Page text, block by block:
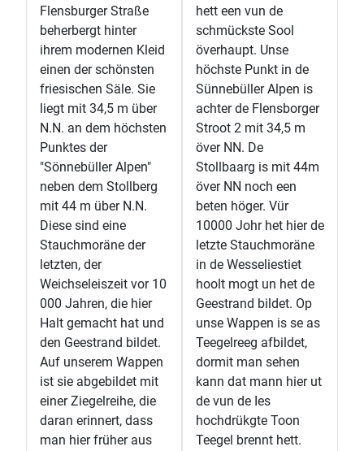
Flensburger Straße
beherbergt hinter
ihrem modernen Kleid
einen der schönsten
friesischen Säle. Sie
liegt mit 34,5 m über
N.N. an dem höchsten
Punktes der
"Sönnebüller Alpen"
neben dem Stollberg
mit 44 m über N.N.
Diese sind eine
Stauchmoräne der
letzten, der
Weichseleiszeit vor 10
000 Jahren, die hier
Halt gemacht hat und
den Geestrand bildet.
Auf unserem Wappen
ist sie abgebildet mit
einer Ziegelreihe, die
daran erinnert, dass
man hier früher aus
hett een vun de
schmückste Sool
överhaupt. Unse
höchste Punkt in de
Sünnebüller Alpen is
achter de Flensborger
Stroot 2 mit 34,5 m
över NN. De
Stollbaarg is mit 44m
över NN noch een
beten höger. Vür
10000 Johr het hier de
letzte Stauchmoräne
in de Wesseliestiet
hoolt mogt un het de
Geestrand bildet. Op
unse Wappen is se as
Teegelreeg afbildet,
dormit man sehen
kann dat mann hier ut
de vun de Ies
hochdrükgte Toon
Teegel brennt hett.